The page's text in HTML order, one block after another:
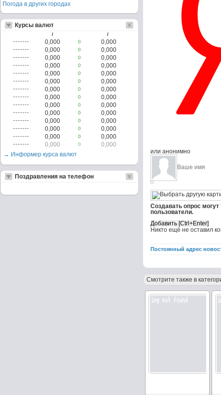
или анонимно
Создавать опрос
пользователи.
Никто ещё не оставил
Постоянный адрес
Смотрите также в
Погода в других городах
Курсы валют
/ /
0,000 0
0,000
0,000
0
0,000
0,000
0
0,000
0,000
0
0,000
0,000
0
0,000
0,000
0
0,000
0,000
0
0,000
0,000
0
0,000
0,000
0
0,000
0,000
0
0,000
0,000
0
0,000
0,000
0
0,000
0,000
0
0,000
0,000
0
0,000
→ Информер курса валют
Поздравления на телефон